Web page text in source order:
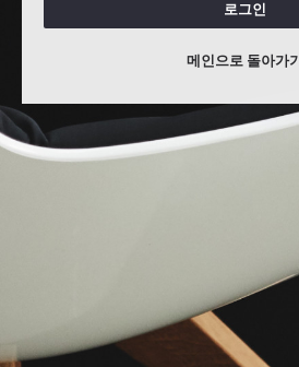
로그인
메인으로 돌아가기